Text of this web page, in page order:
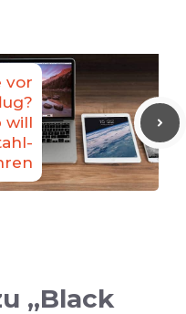
vor
will
„Black